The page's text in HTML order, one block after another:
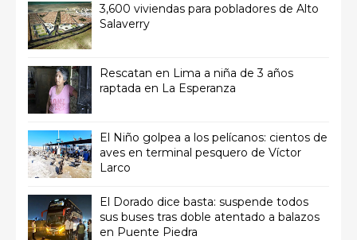
3,600 viviendas para pobladores de Alto
Salaverry
Rescatan en Lima a niña de 3 años
raptada en La Esperanza
El Niño golpea a los pelícanos: cientos de
aves en terminal pesquero de Víctor
Larco
El Dorado dice basta: suspende todos
sus buses tras doble atentado a balazos
en Puente Piedra